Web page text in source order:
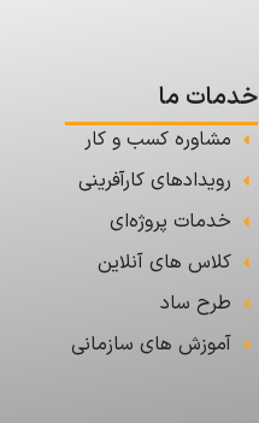
خدمات ما
مشاوره کسب و کار
رویدادهای کارآفرینی
خدمات پروژه‌ای
کلاس های آنلاین
طرح ساد
آموزش های سازمانی